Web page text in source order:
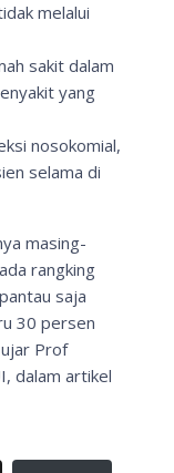
melalui
sakit dalam
yang
nosokomial,
selama di
masing-
rangking
saja
30 persen
Prof
dalam artikel